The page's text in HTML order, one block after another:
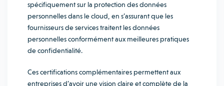
spécifiquement sur la protection des données
personnelles dans le cloud, en s’assurant que les
fournisseurs de services traitent les données
personnelles conformément aux meilleures pratiques
de confidentialité.
Ces certifications complémentaires permettent aux
entreprises d’avoir une vision claire et complète de la